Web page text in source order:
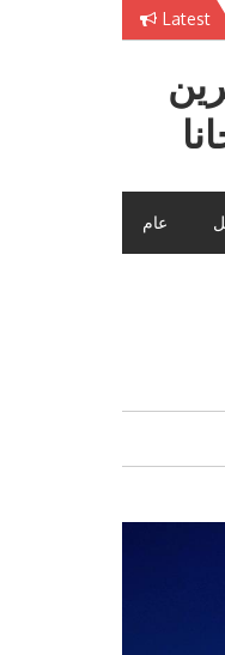
Latest
عام